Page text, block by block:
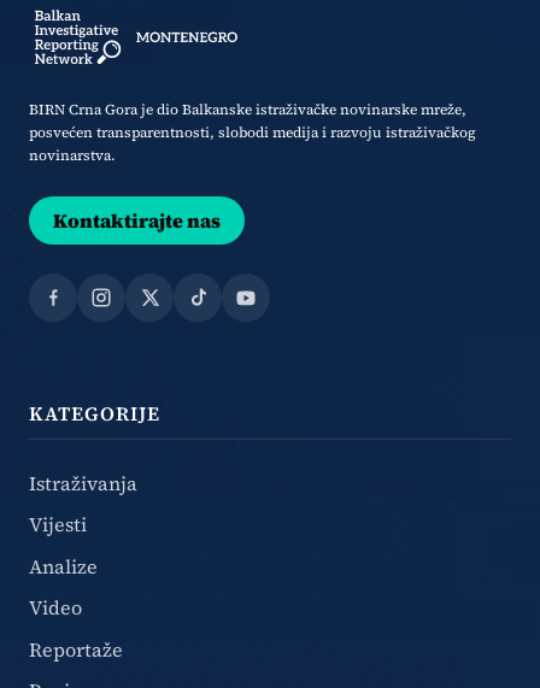
BIRN Crna Gora je dio Balkanske istraživačke novinarske mreže,
posvećen transparentnosti, slobodi medija i razvoju istraživačkog
novinarstva.
Kontaktirajte nas
Facebook
Instagram
X TikTokYouTube
KATEGORIJE
Istraživanja
Vijesti
Analize
Video
Reportaže